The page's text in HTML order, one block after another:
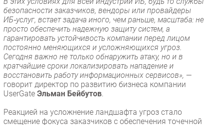
безопасности заказчиков, вендоры или провайдеры
ИБ‑услуг, встает задача иного, чем раньше, масштаба: не
просто обеспечить надежную защиту систем, а
гарантировать устойчивость компании перед лицом
постоянно меняющихся и усложняющихся угроз.
Сегодня важно не только обнаружить атаку, но и в
кратчайшие сроки локализировать нападение и
восстановить работу информационных сервисов», —
говорит директор по развитию бизнеса компании
UserGate Эльман Бейбутов
Реакцией на усложнение ландшафта угроз стало
смещение фокуса заказчиков с обеспечения точечной